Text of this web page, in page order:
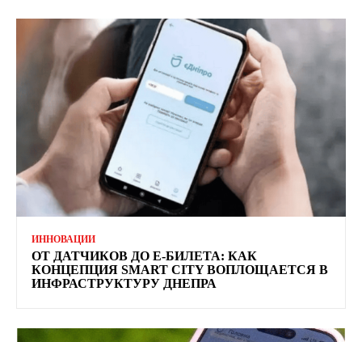
ИННОВАЦИИ
ОТ ДАТЧИКОВ ДО Е-БИЛЕТА: КАК
КОНЦЕПЦИЯ SMART CITY ВОПЛОЩАЕТСЯ В
ИНФРАСТРУКТУРУ ДНЕПРА